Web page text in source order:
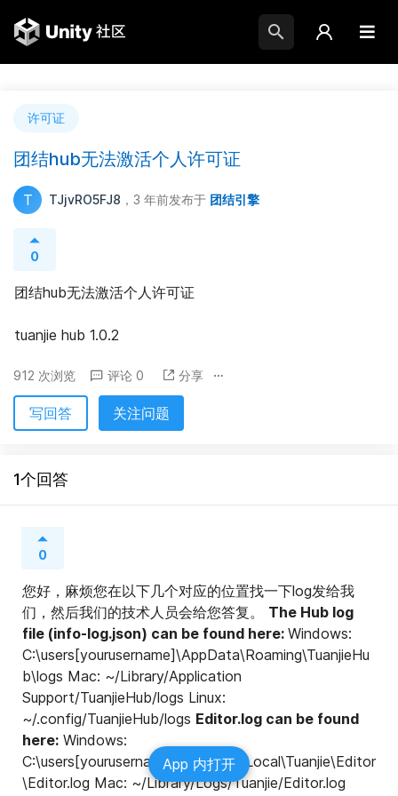
许可证
团结hub无法激活个人许可证
T TJjvRO5FJ8 ，3 年前发布于 团结引擎
0
团结hub无法激活个人许可证
tuanjie hub 1.0.2
912 次浏览 评论 0 分享
写回答 关注问题
1个回答
0
您好，麻烦您在以下几个对应的位置找一下log发给我
们，然后我们的技术人员会给您答复。 The Hub log
file (info-log.json) can be found here: Windows:
C:\users[yourusername]\AppData\Roaming\TuanjieHu
b\logs Mac: ~/Library/Application
Support/TuanjieHub/logs Linux:
~/.config/TuanjieHub/logs Editor.log can be found
here: Windows:
C:\users[yourusername]\AppData\Local\Tuanjie\Editor
\Editor.log Mac: ~/Library/Logs/Tuanjie/Editor.log
App 内打开